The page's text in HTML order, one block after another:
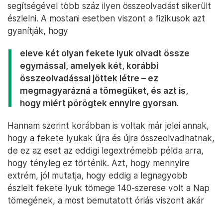
segítségével több száz ilyen összeolvadást sikerült
észlelni. A mostani esetben viszont a fizikusok azt
gyanítják, hogy
eleve két olyan fekete lyuk olvadt össze
egymással, amelyek két, korábbi
összeolvadással jöttek létre – ez
megmagyarázná a tömegüket, és azt is,
hogy miért pörögtek ennyire gyorsan.
Hannam szerint korábban is voltak már jelei annak,
hogy a fekete lyukak újra és újra összeolvadhatnak,
de ez az eset az eddigi legextrémebb példa arra,
hogy tényleg ez történik. Azt, hogy mennyire
extrém, jól mutatja, hogy eddig a legnagyobb
észlelt fekete lyuk tömege 140-szerese volt a Nap
tömegének, a most bemutatott óriás viszont akár